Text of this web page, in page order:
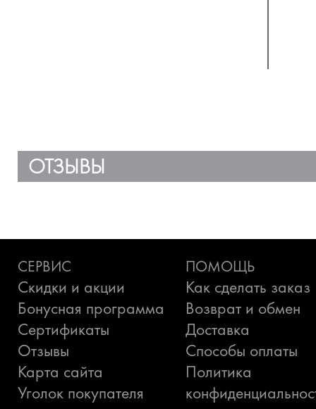
ОТЗЫВЫ
СЕРВИС
Скидки и акции
Бонусная программа
Сертификаты
Отзывы
Карта сайта
Уголок покупателя
ПОМОЩЬ
Как сделать заказ
Возврат и обмен
Доставка
Способы оплаты
Политика